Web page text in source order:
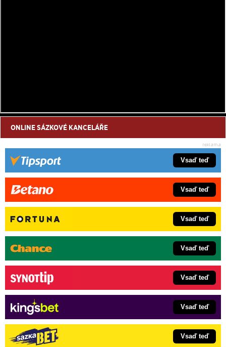
ONLINE SÁZKOVÉ KANCELÁŘE
Vsaď teď
Vsaď teď
Vsaď teď
Vsaď teď
Vsaď teď
Vsaď teď
Vsaď teď